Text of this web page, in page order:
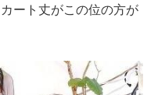
ート丈がこの位の方が